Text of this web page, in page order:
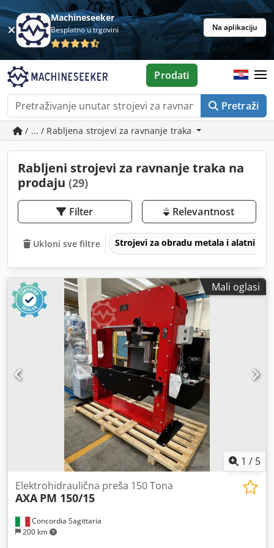
Machineseeker
Besplatno u trgovini Na aplikaciju
Pretraži
Prodati
/ ... / Rabljena strojevi za ravnanje traka
Rabljeni strojevi za ravnanje traka na
prodaju (29)
Filter Relevantnost
Ukloni sve filtre Strojevi za obradu metala i alatni
Mali oglasi
1 / 5
Concordia Sagittaria
200 km
Elektrohidraulična preša 150 Tona
AXA PM 150/15